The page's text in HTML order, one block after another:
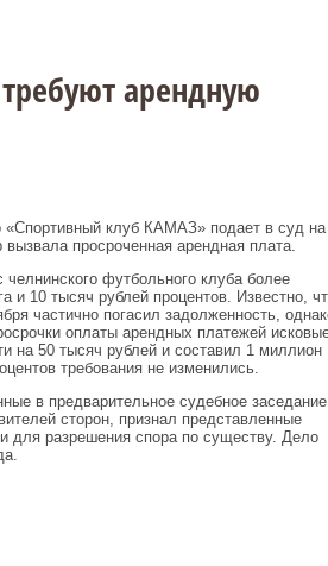
арендную
«Спортивный клуб КАМАЗ» подает в суд на
просроченная арендная плата.
челнинского футбольного клуба более
и 10 тысяч рублей процентов. Известно,
частично погасил задолженность,
оплаты арендных платежей
на 50 тысяч рублей и составил 1 миллион
требования не изменились.
в предварительное судебное заседание
сторон, признал представленные
для разрешения спора по существу. Дело